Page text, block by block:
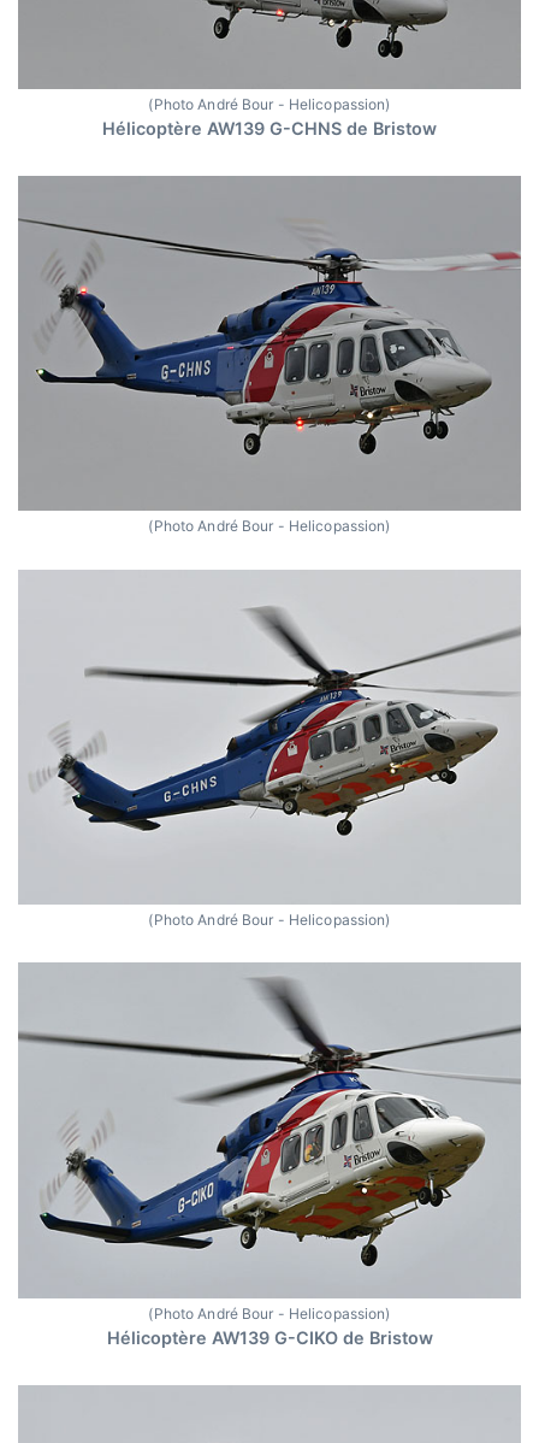
(Photo André Bour - Helicopassion)
Hélicoptère AW139 G-CHNS de Bristow
(Photo André Bour - Helicopassion)
(Photo André Bour - Helicopassion)
(Photo André Bour - Helicopassion)
Hélicoptère AW139 G-CIKO de Bristow